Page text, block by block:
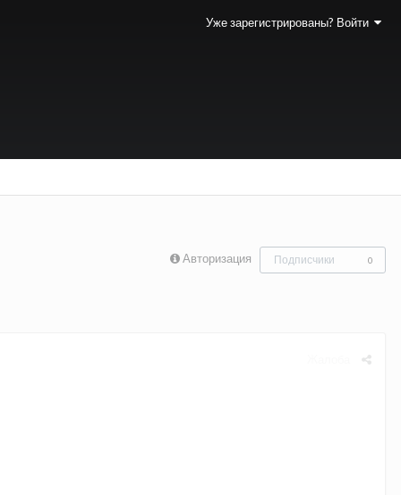
Уже зарегистрированы? Войти
Авторизация Подписчики 0